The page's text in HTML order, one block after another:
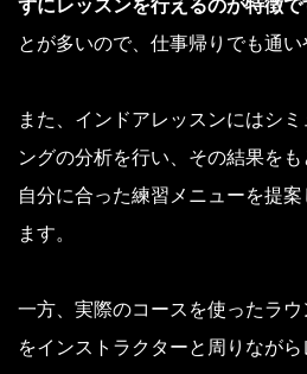
ずにレッスンを行えるのが特徴で
とが多いので、仕事帰りでも通い
また、インドアレッスンにはシ
ングの分析を行い、その結果を
自分に合った練習メニューを提
ます。
一方、実際のコースを使ったラ
をインストラクターと周りなが